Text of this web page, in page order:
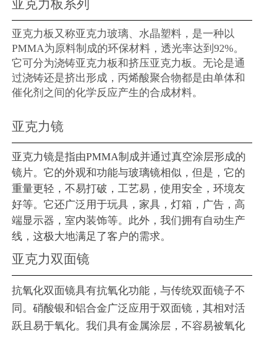
亚克力板系列
亚克力板又称亚克力玻璃、水晶塑料，是一种以
PMMA为原料制成的环保材料，透光率达到92%。
它可分为浇铸亚克力板和挤压亚克力板。无论是通
过浇铸还是挤出形成，丙烯酸聚合物都是由单体和
催化剂之间的化学反应产生的合成材料。
亚克力镜
亚克力镜是指由PMMA制成并通过真空涂层形成的
镜片。它的外观和功能与玻璃镜相似，但是，它的
重量更轻，不易打破，工艺易，使用安全，环境友
好等。它还广泛用于玩具，家具，灯箱，广告，高
端显示器，室内装饰等。此外，我们拥有自动生产
线，这极大地满足了客户的需求。
亚克力双面镜
抗氧化双面镜具有抗氧化功能，与传统双面镜子不
同。硝酸银和铝合金广泛应用于双面镜，其相对活
跃且易于氧化。我们具有金属涂层，不容易被氧化